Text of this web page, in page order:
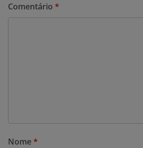
Comentário *
Nome*